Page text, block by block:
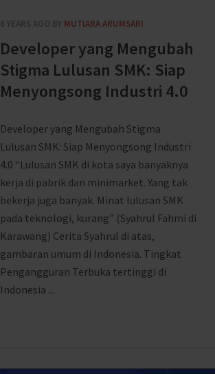
6 YEARS AGO BY MUTIARA ARUMSARI
Developer yang Mengubah
Stigma Lulusan SMK: Siap
Menyongsong Industri 4.0
Developer yang Mengubah Stigma
Lulusan SMK: Siap Menyongsong Industri
4.0 “Lulusan SMK di kota saya banyaknya
kerja di pabrik dan minimarket. Yang tak
bekerja juga banyak. Minat lulusan SMK
pada teknologi, kurang” (Syahrul Fahmi di
Karawang) Cerita Syahrul di atas,
gambaran umum di Indonesia. Tingkat
Pengangguran Terbuka tertinggi di
Indonesia ...